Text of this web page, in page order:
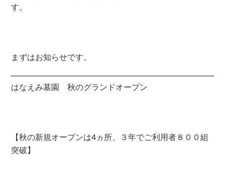
す。
まずはお知らせです。
はなえみ墓園 秋のグランドオープン
【秋の新規オープンは4ヵ所、３年でご利用者８００組
突破】